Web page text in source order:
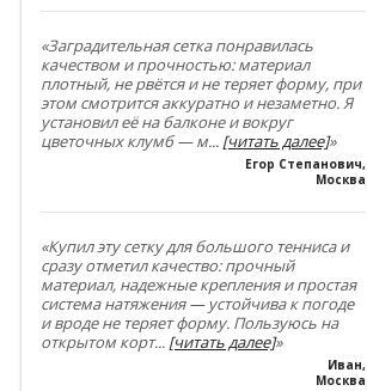
«Заградительная сетка понравилась
качеством и прочностью: материал
плотный, не рвётся и не теряет форму, при
этом смотрится аккуратно и незаметно. Я
установил её на балконе и вокруг
цветочных клумб — м... [читать далее]»
Егор Степанович,
Москва
«Купил эту сетку для большого тенниса и
сразу отметил качество: прочный
материал, надежные крепления и простая
система натяжения — устойчива к погоде
и вроде не теряет форму. Пользуюсь на
открытом корт... [читать далее]»
Иван,
Москва